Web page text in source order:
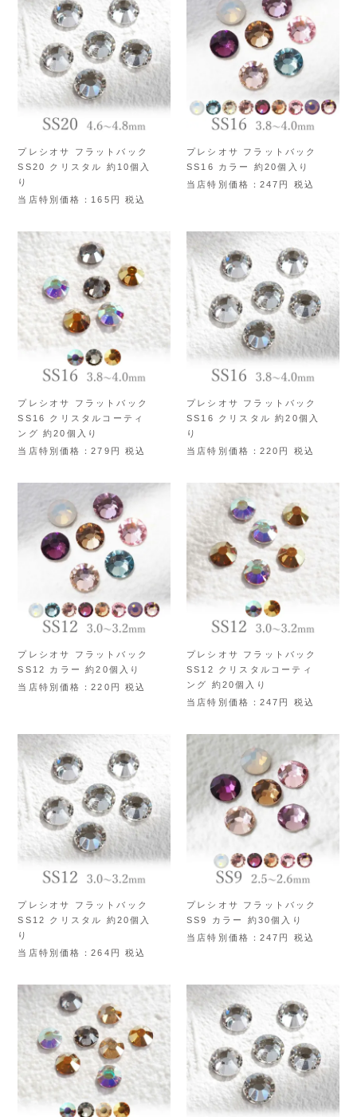
プレシオサ フラットバック
SS20 クリスタル 約10個入
り
当店特別価格
165 税込
プレシオサ フラットバック
SS16 カラー 約20個入り
当店特別価格
247 税込
プレシオサ フラットバック
SS16 クリスタルコーティ
ング 約20個入り
当店特別価格
279 税込
プレシオサ フラットバック
SS16 クリスタル 約20個入
り
当店特別価格
220 税込
プレシオサ フラットバック
SS12 カラー 約20個入り
当店特別価格
220 税込
プレシオサ フラットバック
SS12 クリスタルコーティ
ング 約20個入り
当店特別価格
247 税込
プレシオサ フラットバック
SS12 クリスタル 約20個入
り
当店特別価格
264 税込
プレシオサ フラットバック
SS9 カラー 約30個入り
当店特別価格
247 税込